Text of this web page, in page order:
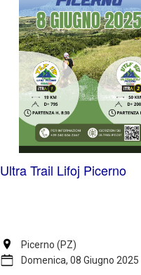
Ultra Trail Lifoj Picerno
Picerno (PZ)
Domenica, 08 Giugno 2025